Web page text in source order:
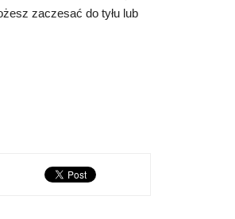
zaczesać do tyłu lub